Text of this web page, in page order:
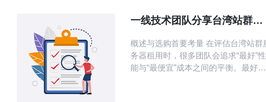
一线技术团队分享台湾站群服
办法
概述与选购首要考量 在评估台湾站群服
务器租用时，很多团队会追求“最好”性
能与“最便宜”成本之间的平衡。最好的